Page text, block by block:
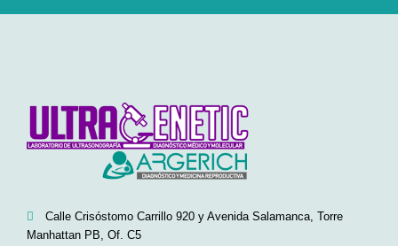
Calle Crisóstomo Carrillo 920 y Avenida Salamanca, Torre
Manhattan PB, Of. C5